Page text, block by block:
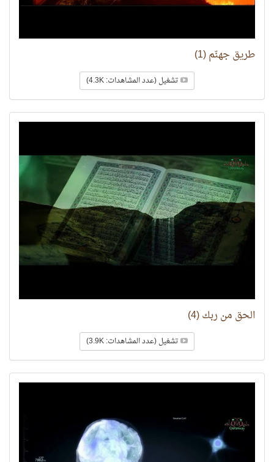
طريق جهنّم (1)
تشغيل (عدد المشاهدات: 4.3K)
الحق من ربك (4)
تشغيل (عدد المشاهدات: 3.9K)